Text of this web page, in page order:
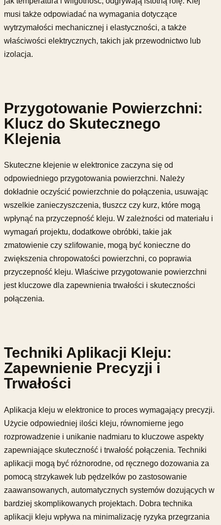
musi także odpowiadać na wymagania dotyczące
wytrzymałości mechanicznej i elastyczności, a także
właściwości elektrycznych, takich jak przewodnictwo lub
izolacja.
Przygotowanie Powierzchni:
Klucz do Skutecznego
Klejenia
Skuteczne klejenie w elektronice zaczyna się od
odpowiedniego przygotowania powierzchni. Należy
dokładnie oczyścić powierzchnie do połączenia, usuwając
wszelkie zanieczyszczenia, tłuszcz czy kurz, które mogą
wpłynąć na przyczepność kleju. W zależności od materiału i
wymagań projektu, dodatkowe obróbki, takie jak
zmatowienie czy szlifowanie, mogą być konieczne do
zwiększenia chropowatości powierzchni, co poprawia
przyczepność kleju. Właściwe przygotowanie powierzchni
jest kluczowe dla zapewnienia trwałości i skuteczności
połączenia.
Techniki Aplikacji Kleju:
Zapewnienie Precyzji i
Trwałości
Aplikacja kleju w elektronice to proces wymagający precyzji.
Użycie odpowiedniej ilości kleju, równomierne jego
rozprowadzenie i unikanie nadmiaru to kluczowe aspekty
zapewniające skuteczność i trwałość połączenia. Techniki
aplikacji mogą być różnorodne, od ręcznego dozowania za
pomocą strzykawek lub pędzelków po zastosowanie
zaawansowanych, automatycznych systemów dozujących w
bardziej skomplikowanych projektach. Dobra technika
aplikacji kleju wpływa na minimalizację ryzyka przegrzania